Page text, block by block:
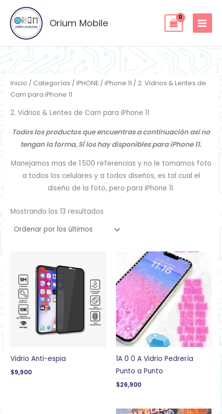
contenido
Orium Mobile
Inicio / Categorías /IPHONE /iPhone 11 / 2. Vidrios & Lentes de
Cam para iPhone 11
2. Vidrios & Lentes de Cam para iPhone 11
Todos los productos que encuentras a continuación así no
tengan la forma, SÍ los hay disponibles para iPhone 11.
Manejamos mas de 1.500 referencias y no le tomamos foto
a todos los celulares y a todos diseños, es tal cual el
diseño de la foto, pero para iPhone 11.
Mostrando los 13 resultados
últimos
Vidrio Anti-espia
$9,900
1A 0 0 A Vidrio Pedrería
Punto a Punto
$26,900